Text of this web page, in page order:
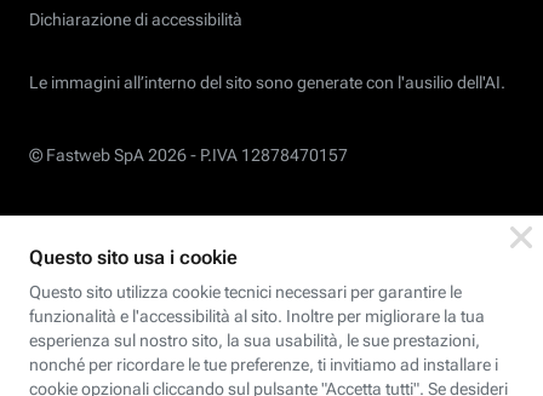
Dichiarazione di accessibilità
Le immagini all’interno del sito sono generate con l'ausilio dell'AI.
© Fastweb SpA 2026 - P.IVA 12878470157